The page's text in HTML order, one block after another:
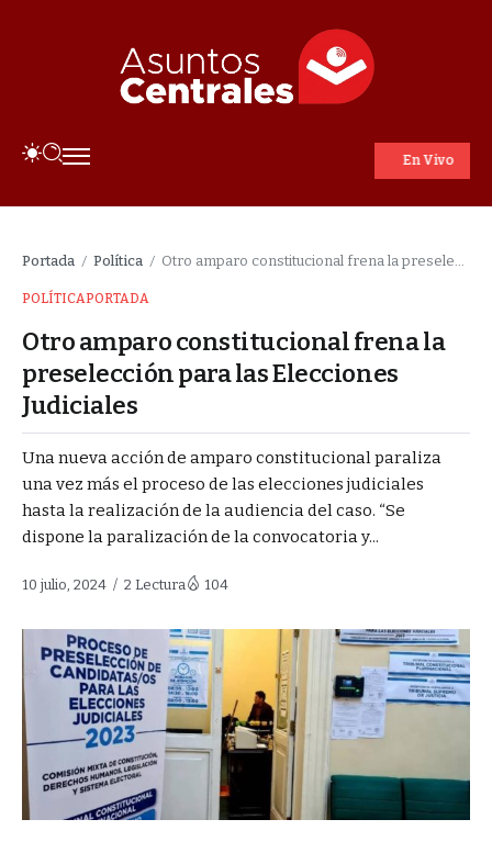
Portada / Política / Otro amparo constitucional frena la preselección para las Elecciones Judiciales
POLÍTICAPORTADA
Otro amparo constitucional frena la
preselección para las Elecciones
Judiciales
Una nueva acción de amparo constitucional paraliza
una vez más el proceso de las elecciones judiciales
hasta la realización de la audiencia del caso. “Se
dispone la paralización de la convocatoria y...
10 julio, 2024 2 Lectura 104